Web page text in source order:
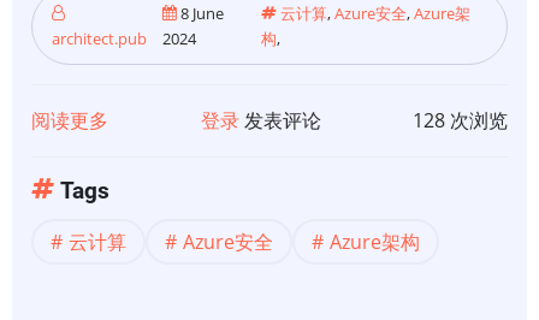
安
全
architect.pub
8 June
2024
云计算,Azure安全,Azure架
构,
阅读更多
Azure
登录发表评论 128 次浏览
Tags
云计算 Azure安全 Azure架构